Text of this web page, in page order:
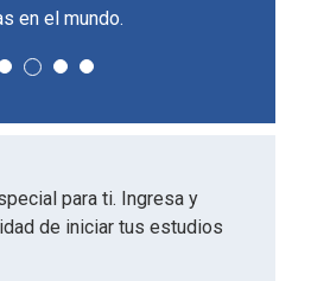
en el mundo.
para ti. Ingresa y
de iniciar tus estudios